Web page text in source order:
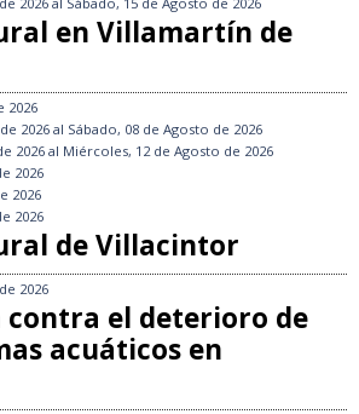
en Villamartín de
2026
2026 al Sábado, 08 de Agosto de 2026
2026 al Miércoles, 12 de Agosto de 2026
2026
2026
2026
de Villacintor
2026
contra el deterioro de
acuáticos en